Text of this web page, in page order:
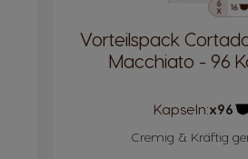
Vorteilspack
Macchiato - 96
Kapseln:x96
Cremig & Kräftig